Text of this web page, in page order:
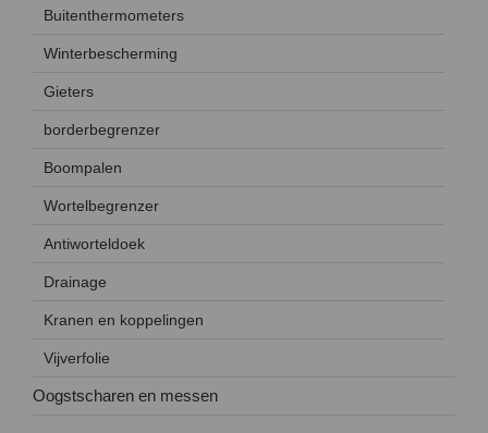
Buitenthermometers
Winterbescherming
Gieters
borderbegrenzer
Boompalen
Wortelbegrenzer
Antiworteldoek
Drainage
Kranen en koppelingen
Vijverfolie
Oogstscharen en messen